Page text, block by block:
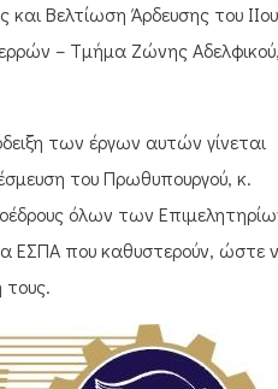
Βελτίωση Άρδευσης του ΙΙου
– Τμήμα Ζώνης
των έργων αυτών γίνεται
του Πρωθυπουργού, κ.
όλων των
ΕΣΠΑ που καθυστερούν, ώστε
τους.